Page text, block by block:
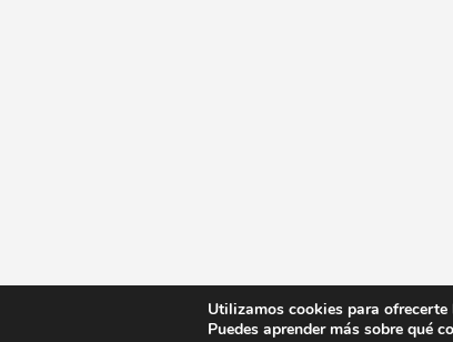
Utilizamos cookies para
Puedes aprender más sobre qué